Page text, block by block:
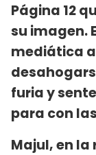
Página 12
su imagen.
mediática
furia y
para con
Majul, en la